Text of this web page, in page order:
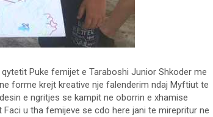
Puke femijet e Taraboshi Junior Shkoder me
forme krejt kreative nje falenderim ndaj Myftiut te
e ngritjes se kampit ne oborrin e xhamise
u tha femijeve se cdo here jani te mirepritur ne